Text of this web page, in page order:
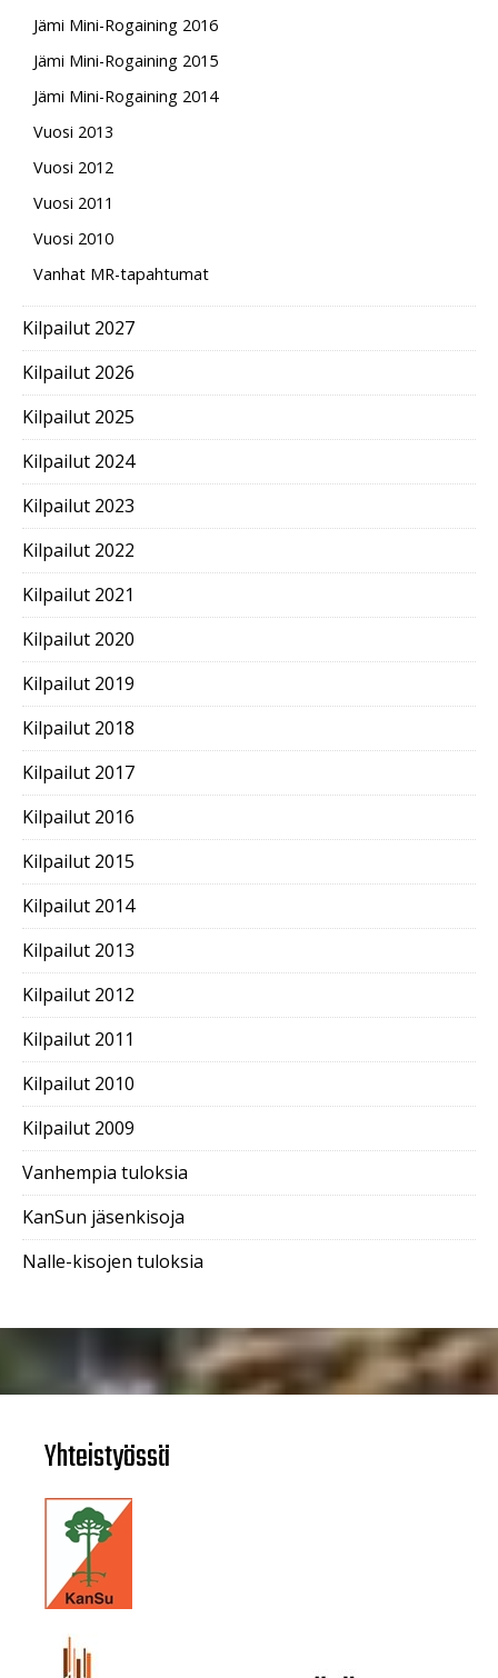
Jämi Mini-Rogaining 2016
Jämi Mini-Rogaining 2015
Jämi Mini-Rogaining 2014
Vuosi 2013
Vuosi 2012
Vuosi 2011
Vuosi 2010
Vanhat MR-tapahtumat
Kilpailut 2027
Kilpailut 2026
Kilpailut 2025
Kilpailut 2024
Kilpailut 2023
Kilpailut 2022
Kilpailut 2021
Kilpailut 2020
Kilpailut 2019
Kilpailut 2018
Kilpailut 2017
Kilpailut 2016
Kilpailut 2015
Kilpailut 2014
Kilpailut 2013
Kilpailut 2012
Kilpailut 2011
Kilpailut 2010
Kilpailut 2009
Vanhempia tuloksia
KanSun jäsenkisoja
Nalle-kisojen tuloksia
Yhteistyössä